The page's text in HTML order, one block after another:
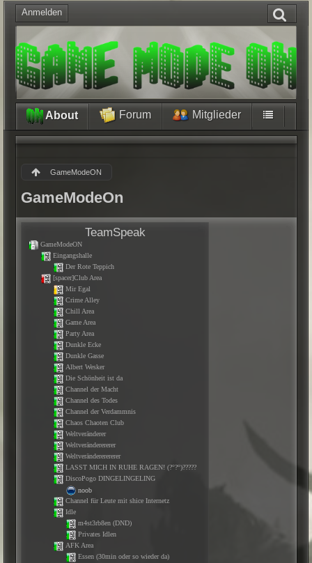
Anmelden
About Forum Mitglieder
GameModeON
GameModeOn
TeamSpeak
GameModeON
Eingangshalle
Der Rote Teppich
[spacer]Club Area
Mir Egal
Crime Alley
Chill Area
Game Area
Party Area
Dunkle Ecke
Dunkle Gasse
Albert Wesker
Die Schönheit ist da
Channel der Macht
Channel des Todes
Channel der Verdammnis
Chaos Chaoten Club
Weltveränderer
Weltveränderererer
Weltverändererererer
LASST MICH IN RUHE RAGEN! (?°?°)?????
DiscoPogo DINGELINGELING
noob
Channel für Leute mit shice Internetz
Idle
m4st3rb8en (DND)
Privates Idlen
AFK Area
Essen (30min oder so wieder da)